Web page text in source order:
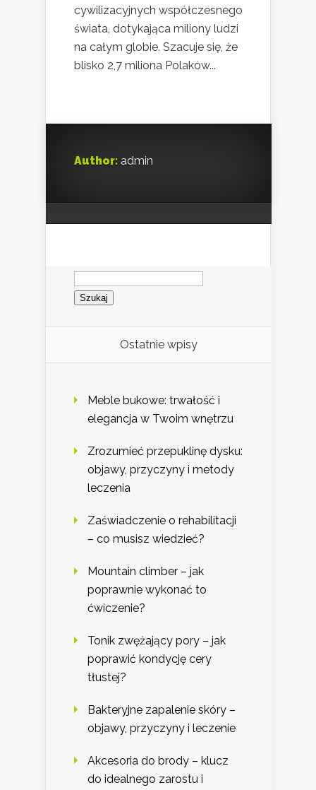
cywilizacyjnych współczesnego
świata, dotykająca miliony ludzi
na całym globie. Szacuje się, że
blisko 2,7 miliona Polaków...
Author: admin
Szukaj:
Ostatnie wpisy
Meble bukowe: trwałość i
elegancja w Twoim wnętrzu
Zrozumieć przepuklinę dysku:
objawy, przyczyny i metody
leczenia
Zaświadczenie o rehabilitacji
– co musisz wiedzieć?
Mountain climber – jak
poprawnie wykonać to
ćwiczenie?
Tonik zwężający pory – jak
poprawić kondycję cery
tłustej?
Bakteryjne zapalenie skóry –
objawy, przyczyny i leczenie
Akcesoria do brody – klucz
do idealnego zarostu i